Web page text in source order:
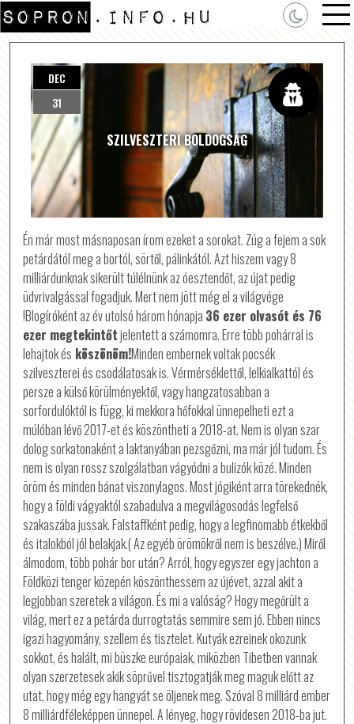
SZILVESZTERI BOLDOGSÁG
DEC
31
Én már most másnaposan írom ezeket a sorokat. Zúg a fejem a sok
petárdától meg a bortól, sörtől, pálinkától. Azt hiszem vagy 8
milliárdunknak sikerült túlélnünk az óesztendőt, az újat pedig
üdvrivalgással fogadjuk. Mert nem jött még el a világvége
!Blogíróként az év utolsó három hónapja 36 ezer olvasót és 76
ezer megtekintőtjelentett a számomra. Erre több pohárral is
lehajtok és köszönöm!Minden embernek voltak pocsék
szilveszterei és csodálatosak is. Vérmérséklettől, lelkialkattól és
persze a külső körülményektől, vagy hangzatosabban a
sorfordulóktól is függ, ki mekkora hőfokkal ünnepelheti ezt a
múlóban lévő 2017-et és köszöntheti a 2018-at. Nem is olyan szar
dolog sorkatonaként a laktanyában pezsgőzni, ma már jól tudom. És
nem is olyan rossz szolgálatban vágyódni a bulizók közé. Minden
öröm és minden bánat viszonylagos. Most jógiként arra törekednék,
hogy a földi vágyaktól szabadulva a megvilágosodás legfelső
szakaszába jussak. Falstaffként pedig, hogy a legfinomabb étkekből
és italokból jól belakjak.( Az egyéb örömökről nem is beszélve.) Miről
álmodom, több pohár bor után? Arról, hogy egyszer egy jachton a
Földközi tenger közepén köszönthessem az újévet, azzal akit a
legjobban szeretek a világon. És mi a valóság? Hogy megőrült a
világ, mert ez a petárda durrogtatás semmire sem jó. Ebben nincs
igazi hagyomány, szellem és tisztelet. Kutyák ezreinek okozunk
sokkot, és halált, mi büszke európaiak, miközben Tibetben vannak
olyan szerzetesek akik söprűvel tisztogatják meg maguk előtt az
utat, hogy még egy hangyát se öljenek meg. Szóval 8 milliárd ember
8 milliárdféleképpen ünnepel. A lényeg, hogy rövidesen 2018-ba jut.